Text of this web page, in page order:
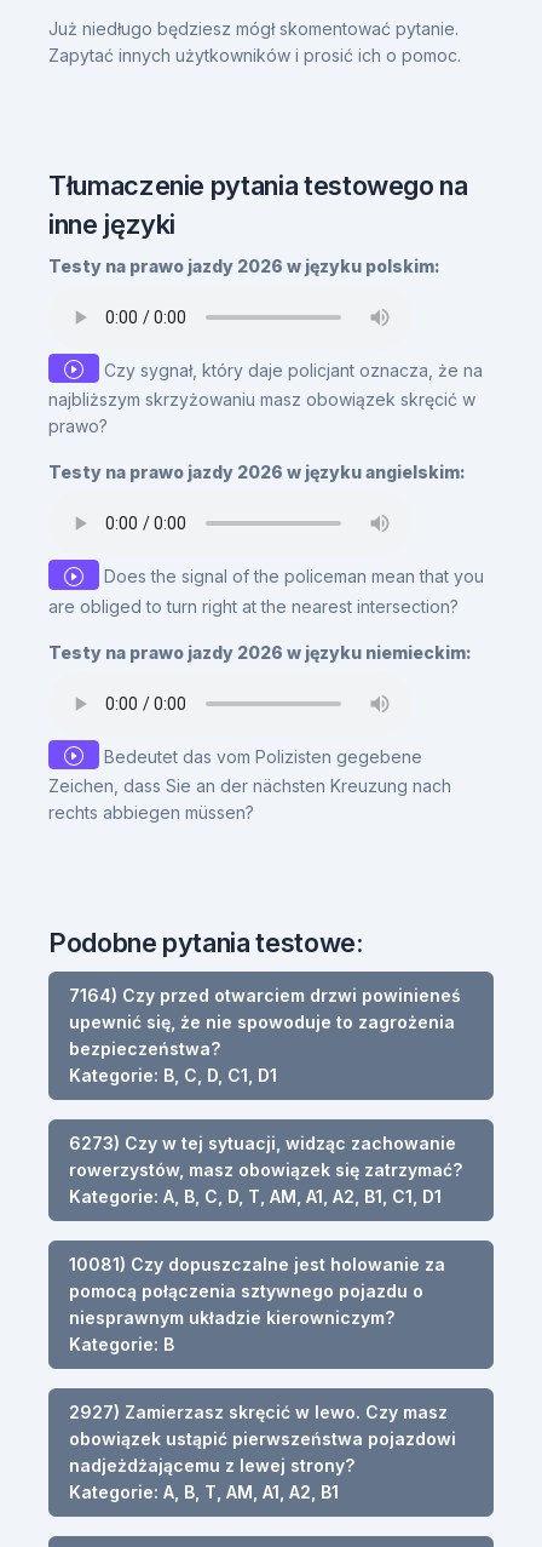
Już niedługo będziesz mógł skomentować pytanie.
Zapytać innych użytkowników i prosić ich o pomoc.
Tłumaczenie pytania testowego na
inne języki
Testy na prawo jazdy 2026 w języku polskim:
Czy sygnał, który daje policjant oznacza, że na
najbliższym skrzyżowaniu masz obowiązek skręcić w
prawo?
Testy na prawo jazdy 2026 w języku angielskim:
Does the signal of the policeman mean that you
are obliged to turn right at the nearest intersection?
Testy na prawo jazdy 2026 w języku niemieckim:
Bedeutet das vom Polizisten gegebene
Zeichen, dass Sie an der nächsten Kreuzung nach
rechts abbiegen müssen?
Podobne pytania testowe:
7164) Czy przed otwarciem drzwi powinieneś
upewnić się, że nie spowoduje to zagrożenia
bezpieczeństwa?
Kategorie: B, C, D, C1, D1
6273) Czy w tej sytuacji, widząc zachowanie
rowerzystów, masz obowiązek się zatrzymać?
Kategorie: A, B, C, D, T, AM, A1, A2, B1, C1, D1
10081) Czy dopuszczalne jest holowanie za
pomocą połączenia sztywnego pojazdu o
niesprawnym układzie kierowniczym?
Kategorie: B
2927) Zamierzasz skręcić w lewo. Czy masz
obowiązek ustąpić pierwszeństwa pojazdowi
nadjeżdżającemu z lewej strony?
Kategorie: A, B, T, AM, A1, A2, B1